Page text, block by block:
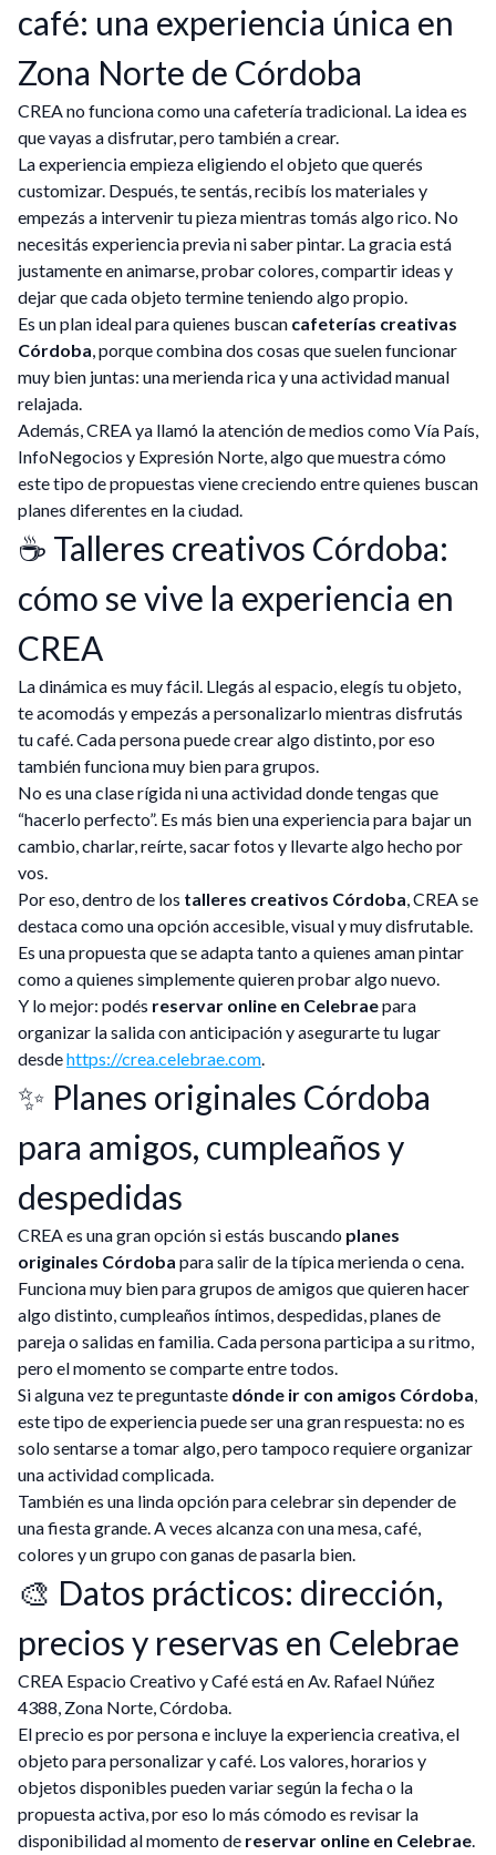
café: una experiencia única en
Zona Norte de Córdoba
CREA no funciona como una cafetería tradicional. La idea es
que vayas a disfrutar, pero también a crear.
La experiencia empieza eligiendo el objeto que querés
customizar. Después, te sentás, recibís los materiales y
empezás a intervenir tu pieza mientras tomás algo rico. No
necesitás experiencia previa ni saber pintar. La gracia está
justamente en animarse, probar colores, compartir ideas y
dejar que cada objeto termine teniendo algo propio.
Es un plan ideal para quienes buscan cafeterías creativas
Córdoba, porque combina dos cosas que suelen funcionar
muy bien juntas: una merienda rica y una actividad manual
relajada.
Además, CREA ya llamó la atención de medios como Vía País,
InfoNegocios y Expresión Norte, algo que muestra cómo
este tipo de propuestas viene creciendo entre quienes buscan
planes diferentes en la ciudad.
☕ Talleres creativos Córdoba:
cómo se vive la experiencia en
CREA
La dinámica es muy fácil. Llegás al espacio, elegís tu objeto,
te acomodás y empezás a personalizarlo mientras disfrutás
tu café. Cada persona puede crear algo distinto, por eso
también funciona muy bien para grupos.
No es una clase rígida ni una actividad donde tengas que
“hacerlo perfecto”. Es más bien una experiencia para bajar un
cambio, charlar, reírte, sacar fotos y llevarte algo hecho por
vos.
Por eso, dentro de los talleres creativos Córdoba, CREA se
destaca como una opción accesible, visual y muy disfrutable.
Es una propuesta que se adapta tanto a quienes aman pintar
como a quienes simplemente quieren probar algo nuevo.
Y lo mejor: podés reservar online en Celebraepara
organizar la salida con anticipación y asegurarte tu lugar
desdehttps://crea.celebrae.com.
✨ Planes originales Córdoba
para amigos, cumpleaños y
despedidas
CREA es una gran opción si estás buscando planes
originales Córdoba para salir de la típica merienda o cena.
Funciona muy bien para grupos de amigos que quieren hacer
algo distinto, cumpleaños íntimos, despedidas, planes de
pareja o salidas en familia. Cada persona participa a su ritmo,
pero el momento se comparte entre todos.
Si alguna vez te preguntaste dónde ir con amigos Córdoba,
este tipo de experiencia puede ser una gran respuesta: no es
solo sentarse a tomar algo, pero tampoco requiere organizar
una actividad complicada.
También es una linda opción para celebrar sin depender de
una fiesta grande. A veces alcanza con una mesa, café,
colores y un grupo con ganas de pasarla bien.
🎨 Datos prácticos: dirección,
precios y reservas en Celebrae
CREA Espacio Creativo y Café está en Av. Rafael Núñez
4388, Zona Norte, Córdoba.
El precio es por persona e incluye la experiencia creativa, el
objeto para personalizar y café. Los valores, horarios y
objetos disponibles pueden variar según la fecha o la
propuesta activa, por eso lo más cómodo es revisar la
disponibilidad al momento de reservar online en Celebrae.